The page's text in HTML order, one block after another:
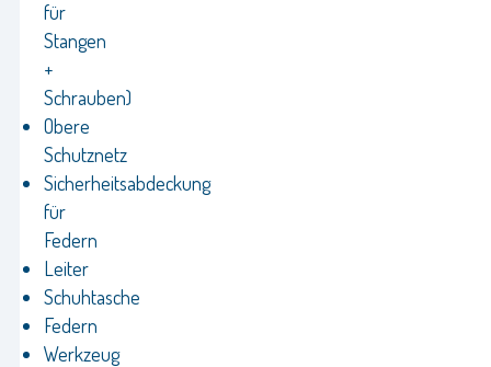
für
Stangen
+
Schrauben)
Obere
Schutznetz
Sicherheitsabdeckung
für
Federn
Leiter
Schuhtasche
Federn
Werkzeug